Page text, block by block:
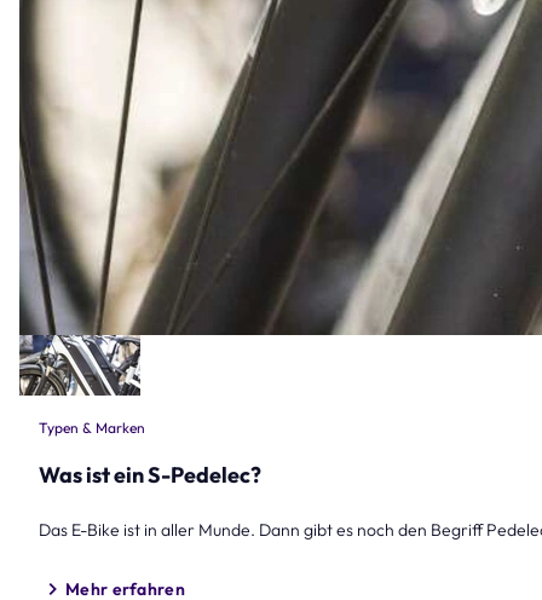
Typen & Marken
Was ist ein S-Pedelec?
Das E-Bike ist in aller Munde. Dann gibt es noch den Begriff
Mehr erfahren